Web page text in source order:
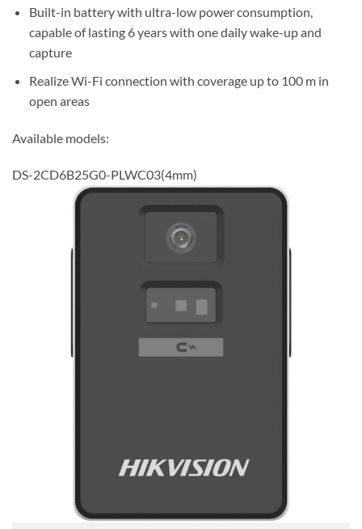
Built-in battery with ultra-low power consumption,
capable of lasting 6 years with one daily wake-up and
capture
Realize Wi-Fi connection with coverage up to 100 m in
open areas
Available models:
DS-2CD6B25G0-PLWC03(4mm)